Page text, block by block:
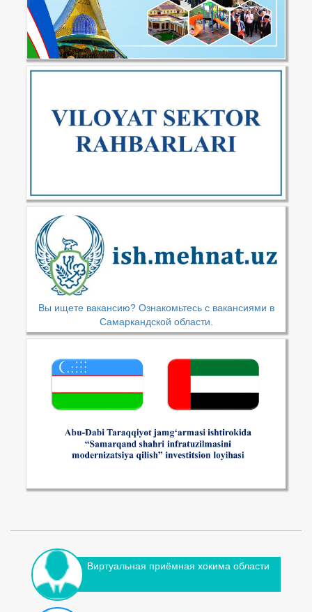
Вы ищете вакансию? Ознакомьтесь с вакансиями в
Самаркандской области.
Виртуальная приёмная хокима области